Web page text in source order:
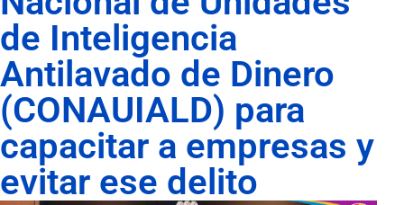
de Inteligencia
Antilavado de Dinero
(CONAUIALD) para
capacitar a empresas y
evitar ese delito